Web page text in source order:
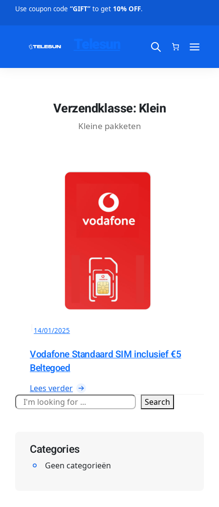
Use coupon code “GIFT”to get 10% OFF.
Verzendklasse:Klein
Kleine pakketen
14/01/2025
Vodafone Standaard SIM inclusief €5
Beltegoed
Lees verder:
V
o
f
n
Z
o
Search
Categories
Geen categorieën